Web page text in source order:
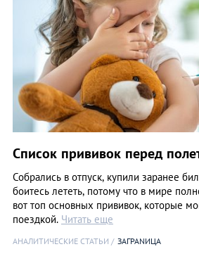
Список прививок перед
Собрались в отпуск, купили заранее
боитесь лететь, потому что в мире
вот топ основных прививок, которые
поездкой. Читать еще
АНАЛИТИЧЕСКИЕ СТАТЬИ ЗАГРАNИЦА